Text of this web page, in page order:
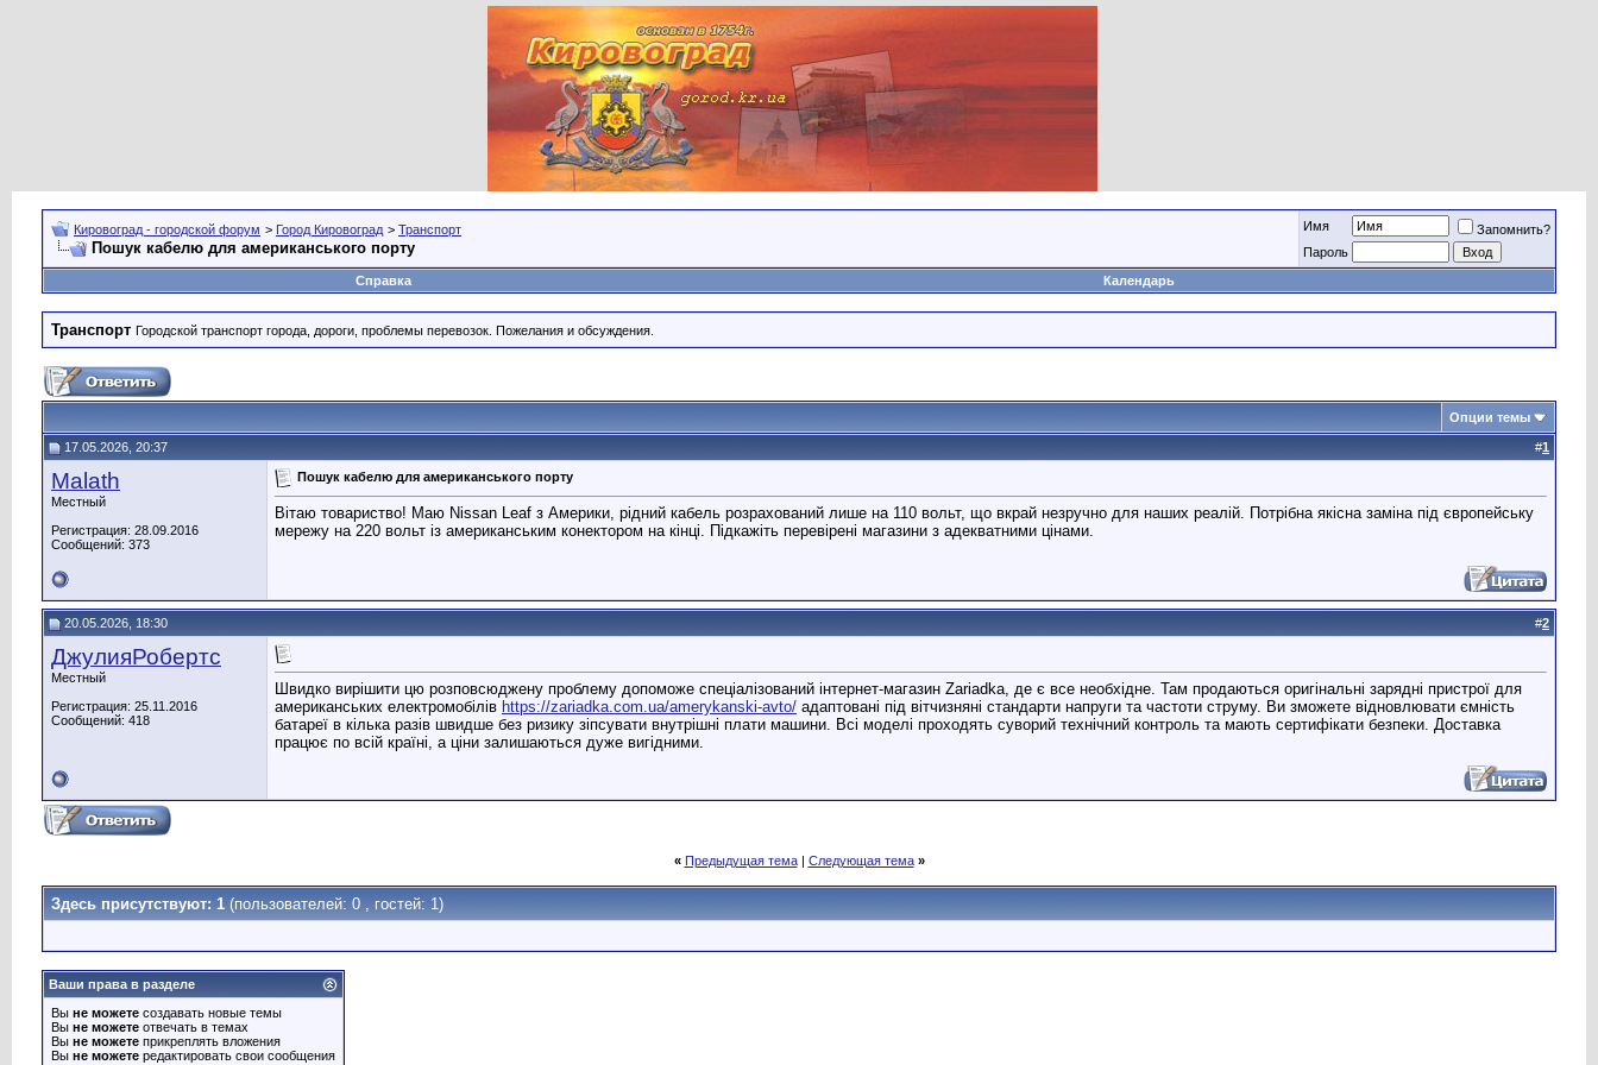
Кировоград - городской форум > Город Кировоград > Транспорт
Пошук кабелю для американського порту
Имя
Запомнить?
Пароль
Справка
Календарь
Транспорт Городской транспорт города, дороги, проблемы перевозок. Пожелания и обсуждения.
Опции темы
17.05.2026, 20:37 #1
Malath
Местный
Регистрация: 28.09.2016
Сообщений: 373
Пошук кабелю для американського порту
Вітаю товариство! Маю Nissan Leaf з Америки, рідний кабель розрахований лише на 110 вольт, що вкрай незручно для наших реалій. Потрібна якісна заміна під європейську
мережу на 220 вольт із американським конектором на кінці. Підкажіть перевірені магазини з адекватними цінами.
20.05.2026, 18:30 #2
ДжулияРобертс
Местный
Регистрация: 25.11.2016
Сообщений: 418
Швидко вирішити цю розповсюджену проблему допоможе спеціалізований інтернет-магазин Zariadka, де є все необхідне. Там продаються оригінальні зарядні пристрої для
американських електромобілів https://zariadka.com.ua/amerykanski-avto/ адаптовані під вітчизняні стандарти напруги та частоти струму. Ви зможете відновлювати ємність
батареї в кілька разів швидше без ризику зіпсувати внутрішні плати машини. Всі моделі проходять суворий технічний контроль та мають сертифікати безпеки. Доставка
працює по всій країні, а ціни залишаються дуже вигідними.
« Предыдущая тема| Следующая тема »
Здесь присутствуют: 1 (пользователей: 0 , гостей: 1)
Ваши права в разделе
Вы не можете создавать новые темы
Вы не можете отвечать в темах
Вы не можете прикреплять вложения
Вы не можете редактировать свои сообщения